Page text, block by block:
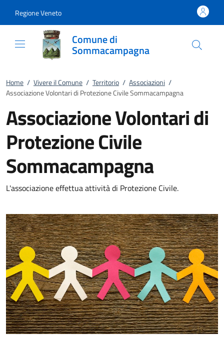
Regione Veneto
Comune di
Sommacampagna
Home / Vivere il Comune / Territorio / Associazioni /
Associazione Volontari di Protezione Civile Sommacampagna
Associazione Volontari di
Protezione Civile
Sommacampagna
L'associazione effettua attività di Protezione Civile.